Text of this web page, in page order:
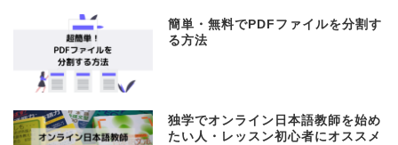
簡単・無料でPDFファイルを分割す
る方法
独学でオンライン日本語教師を始め
たい人・レッスン初心者にオススメ